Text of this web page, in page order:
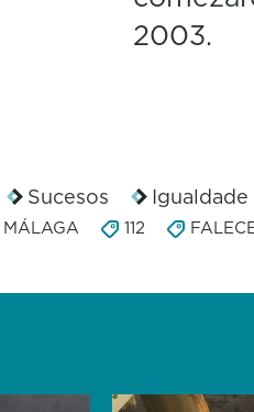
2003.
Sucesos Igualdade
MÁLAGA 112